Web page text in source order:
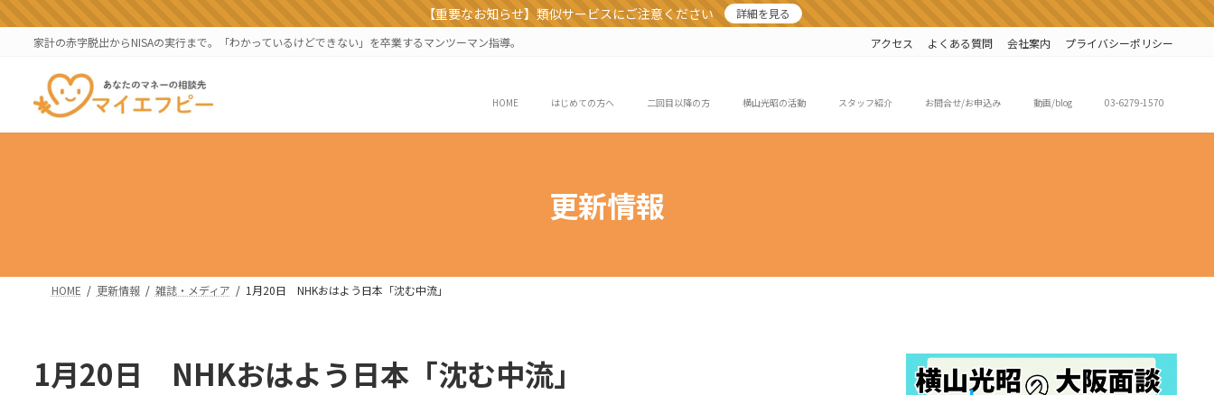
ン
ス
ビ
ン
【重要なお知らせ】類似サービスにご注意ください
詳細を見る
家計の赤字脱出からNISAの実行まで。「わかっているけどできない」を卒業するマンツーマン指導。
アクセス よくある質問 会社案内 プライバシーポリシー
HOME はじめての方へ 二回目以降の方 横山光昭の活動 スタッフ紹介 お問合せ/お申込み 動画/blog 03-6279-1570
更新情報
HOME 更新情報 雑誌・メディア 1月20日 NHKおはよう日本「沈む中流」
1月20日 NHKおはよう日本「沈む中流」